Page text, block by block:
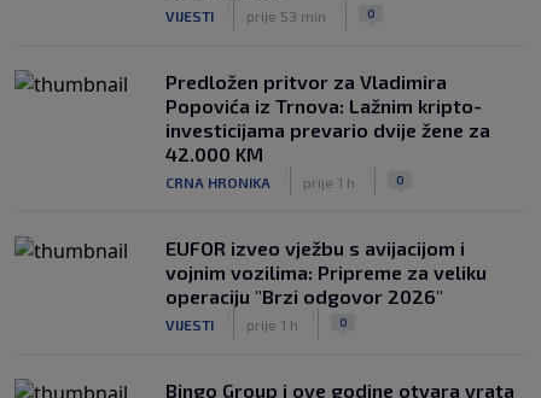
VIJESTI prije 53 min 0
Predložen pritvor za Vladimira
Popovića iz Trnova: Lažnim kripto-
investicijama prevario dvije žene za
42.000 KM
CRNA HRONIKA prije 1 h 0
EUFOR izveo vježbu s avijacijom i
vojnim vozilima: Pripreme za veliku
operaciju "Brzi odgovor 2026"
VIJESTI prije 1 h 0
Bingo Group i ove godine otvara vrata